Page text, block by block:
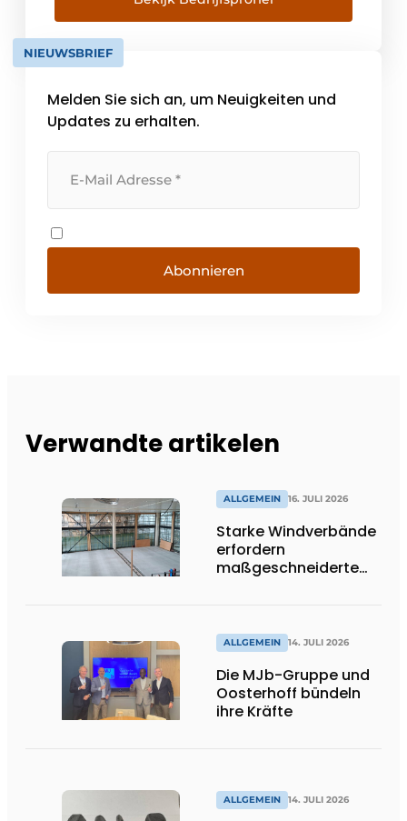
Familienunternehmen und hat sich als
Lieferant von hochwertigen
Verbindungselementen und industriellen
Mitarbeiter engagieren sich für [...]
NIEUWSBRIEF
Melden Sie sich an, um Neuigkeiten und
Updates zu erhalten.
Abonnieren
Verwandte artikelen
ALLGEMEIN 16. JULI 2026
Starke Windverbände
erfordern
maßgeschneiderte
ALLGEMEIN 14. JULI 2026
Die MJb-Gruppe und
Oosterhoff bündeln
ihre Kräfte
ALLGEMEIN 14. JULI 2026